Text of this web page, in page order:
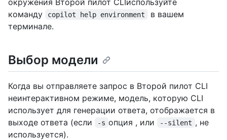
команду
copilot help environment
в вашем
терминале.
Выбор модели
Когда вы отправляете запрос в Второй пилот CLI
неинтерактивном режиме, модель, которую CLI
использует для генерации ответа, отображается в
выходе ответа (если
-s опция , или --silent , не
используется).